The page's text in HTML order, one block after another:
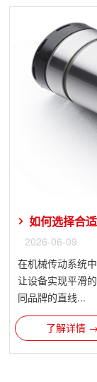
如何选择合
2026-06-09
在机械传动系统
让设备实现平滑
同品牌的直线...
了解详情 →